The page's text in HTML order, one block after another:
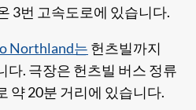
3번 고속도로에 있습니다.
Northland는 헌츠빌까지
다. 극장은 헌츠빌 버스 정류
약 20분 거리에 있습니다.